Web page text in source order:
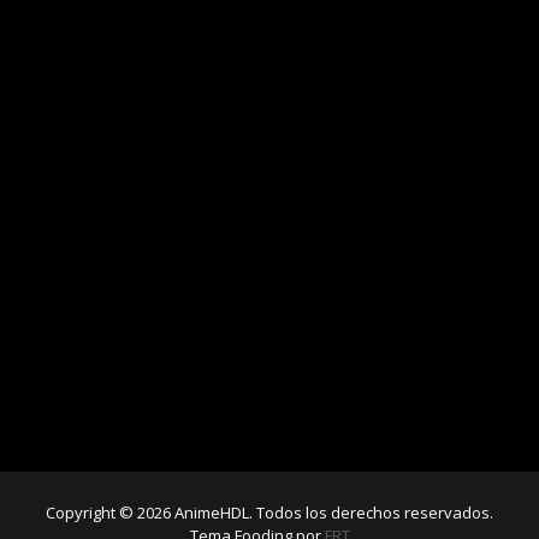
Copyright © 2026 AnimeHDL. Todos los derechos reservados.